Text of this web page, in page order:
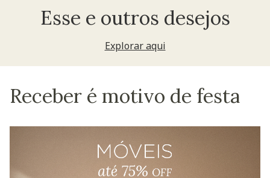
Esse e outros desejos
Explorar aqui
Receber é motivo de festa